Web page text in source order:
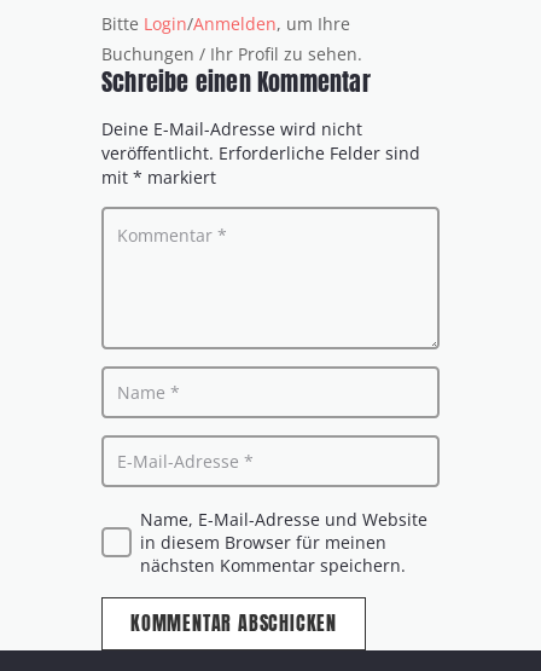
Bitte Login/Anmelden, um Ihre
Buchungen / Ihr Profil zu sehen.
Schreibe einen Kommentar
Deine E-Mail-Adresse wird nicht
veröffentlicht. Erforderliche Felder sind
mit * markiert
Name, E-Mail-Adresse und Website
in diesem Browser für meinen
nächsten Kommentar speichern.
KOMMENTAR ABSCHICKEN